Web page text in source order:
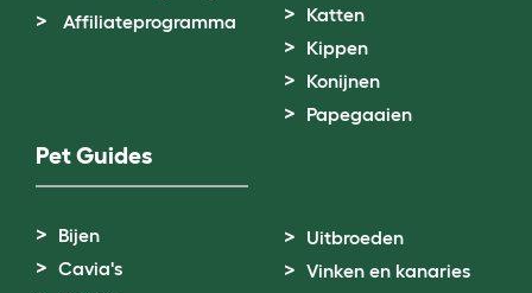
Affiliateprogramma
Katten
Kippen
Konijnen
Papegaaien
Pet Guides
Bijen
Cavia's
Uitbroeden
Vinken en kanaries